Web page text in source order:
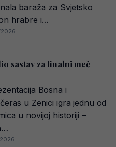
baraža za Svjetsko
hrabre i…
sastav za finalni meč
Bosna i
u Zenici igra jednu od
u novijoj historiji –